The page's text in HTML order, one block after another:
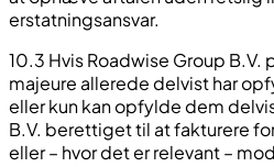
erstatningsansvar.
10.3 Hvis Roadwise Group
majeure allerede delvist har
eller kun kan opfylde dem
B.V. berettiget til at fakturere
eller – hvor det er relevant –